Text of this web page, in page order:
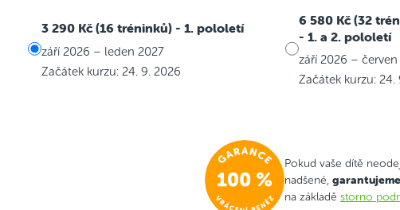
3 290 Kč (16 tréninků) - 1. pololetí
září 2026 – leden 2027
Začátek kurzu: 24. 9. 2026
6 580 Kč (32
- 1. a 2. pololetí
září 2026 – červen
Začátek kurzu: 24.
Pokud vaše dítě
nadšené,
na základě storno